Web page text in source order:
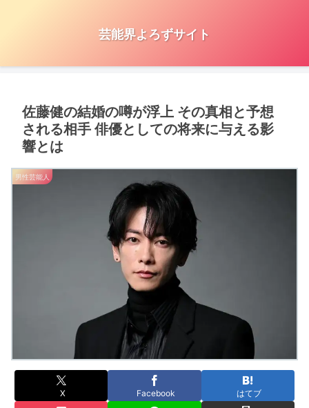
芸能界よろずサイト
佐藤健の結婚の噂が浮上 その真相と予想
される相手 俳優としての将来に与える影
響とは
男性芸能人
X Facebook はてブ